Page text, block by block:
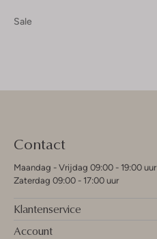
Sale
Contact
Maandag - Vrijdag 09:00 - 19:00 uur
Zaterdag 09:00 - 17:00 uur
Klantenservice
Account